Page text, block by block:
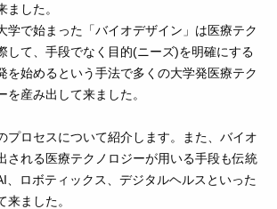
ました。
で始まった「バイオデザイン」は医療テク
して、手段でなく目的(ニーズ)を明確にする
を始めるという手法で多くの大学発医療テク
を産み出して来ました。
プロセスについて紹介します。また、バイオ
される医療テクノロジーが用いる手段も伝統
、ロボティックス、デジタルヘルスといった
来ました。